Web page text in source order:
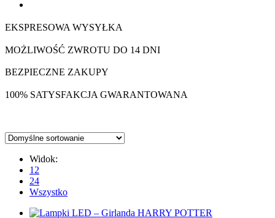
EKSPRESOWA WYSYŁKA
MOŻLIWOŚĆ ZWROTU DO 14 DNI
BEZPIECZNE ZAKUPY
100% SATYSFAKCJA GWARANTOWANA
Widok:
12
24
Wszystko